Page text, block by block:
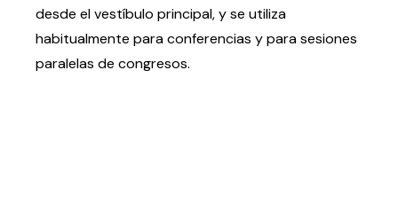
Espacios
Tour Virtual
Servicios
desde el vestíbulo principal, y se utiliza
habitualmente para conferencias y para sesiones
paralelas de congresos.